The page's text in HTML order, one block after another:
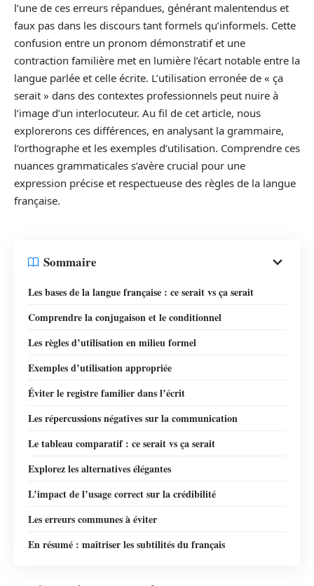
l’une de ces erreurs répandues, générant malentendus et
faux pas dans les discours tant formels qu’informels. Cette
confusion entre un pronom démonstratif et une
contraction familière met en lumière l’écart notable entre la
langue parlée et celle écrite. L’utilisation erronée de « ça
serait » dans des contextes professionnels peut nuire à
l’image d’un interlocuteur. Au fil de cet article, nous
explorerons ces différences, en analysant la grammaire,
l’orthographe et les exemples d’utilisation. Comprendre ces
nuances grammaticales s’avère crucial pour une
expression précise et respectueuse des règles de la langue
française.
Sommaire
Les bases de la langue française : ce serait vs ça serait
Comprendre la conjugaison et le conditionnel
Les règles d’utilisation en milieu formel
Exemples d’utilisation appropriée
Éviter le registre familier dans l’écrit
Les répercussions négatives sur la communication
Le tableau comparatif : ce serait vs ça serait
Explorez les alternatives élégantes
L’impact de l’usage correct sur la crédibilité
Les erreurs communes à éviter
En résumé : maîtriser les subtilités du français